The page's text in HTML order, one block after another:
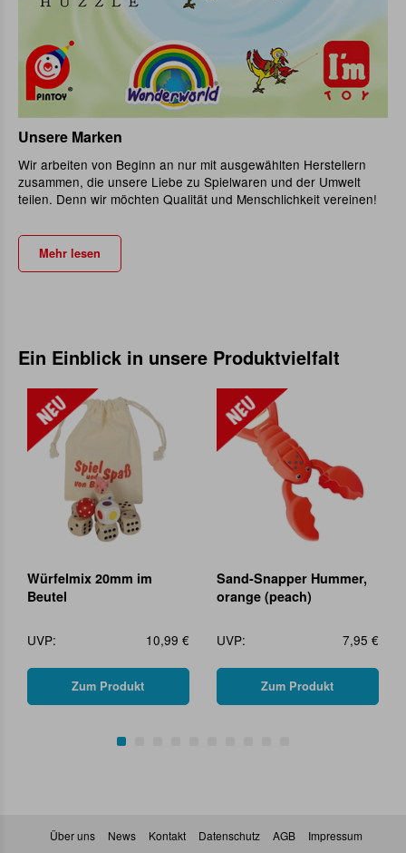
Unsere Marken
Wir arbeiten von Beginn an nur mit ausgewählten Herstellern
zusammen, die unsere Liebe zu Spielwaren und der Umwelt
teilen. Denn wir möchten Qualität und Menschlichkeit vereinen!
Mehr lesen
Ein Einblick in unsere Produktvielfalt
Würfelmix 20mm im
Beutel
UVP: 10,99 €
Zum Produkt
Sand-Snapper Hummer,
orange (peach)
UVP: 7,95 €
Zum Produkt
Über uns News Kontakt Datenschutz AGB Impressum